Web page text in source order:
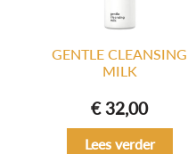
GENTLE CLEANSING
MILK
€32,00
Lees verder